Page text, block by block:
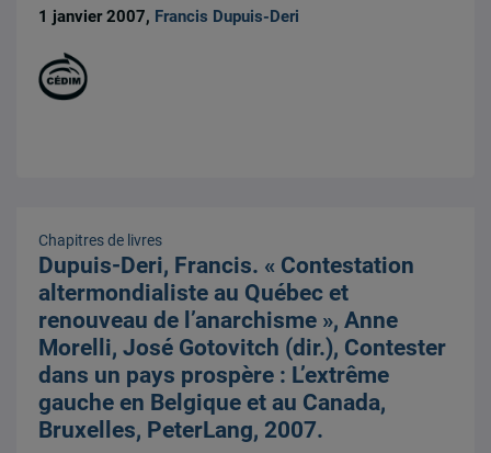
1 janvier 2007, Francis Dupuis-Deri
Chapitres de livres
Dupuis-Deri, Francis. « Contestation
altermondialiste au Québec et
renouveau de l’anarchisme », Anne
Morelli, José Gotovitch (dir.), Contester
dans un pays prospère : L’extrême
gauche en Belgique et au Canada,
Bruxelles, PeterLang, 2007.